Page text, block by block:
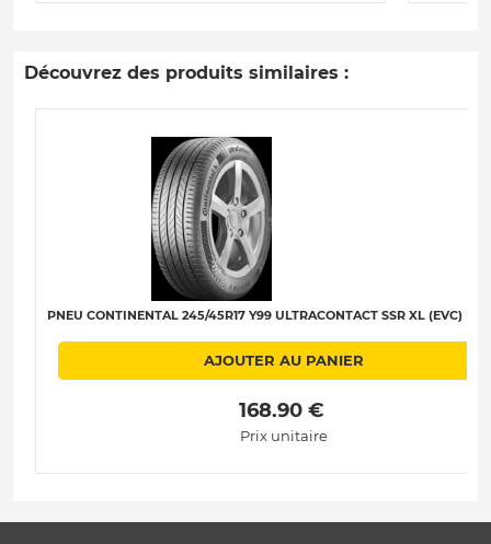
Découvrez des produits similaires :
PNEU CONTINENTAL 245/45R17 Y99 ULTRACONTACT SSR XL (EVC) B-
AJOUTER AU PANIER
168.90 €
Prix unitaire